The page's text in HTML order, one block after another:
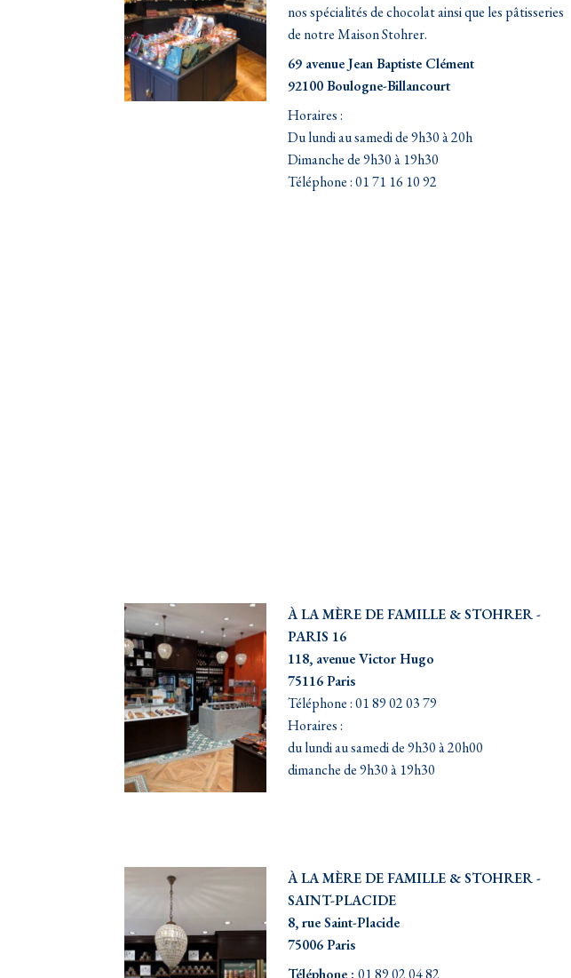
nos spécialités de chocolat ainsi que les pâtisseries
de notre Maison Stohrer.
69 avenue Jean Baptiste Clément
92100 Boulogne-Billancourt
Horaires :
Du lundi au samedi de 9h30 à 20h
Dimanche de 9h30 à 19h30
Téléphone : 01 71 16 10 92
À LA MÈRE DE FAMILLE & STOHRER -
PARIS 16
118, avenue Victor Hugo
75116 Paris
Téléphone : 01 89 02 03 79
Horaires :
du lundi au samedi de 9h30 à 20h00
dimanche de 9h30 à 19h30
À LA MÈRE DE FAMILLE & STOHRER -
SAINT-PLACIDE
8, rue Saint-Placide
75006 Paris
Téléphone : 01 89 02 04 82